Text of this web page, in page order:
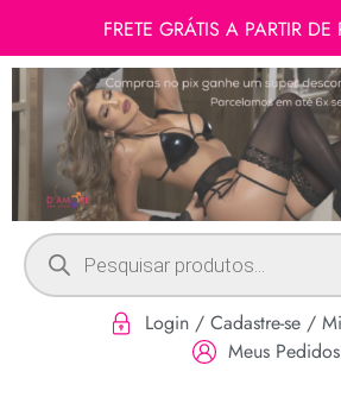
FRETE GRÁTIS A PARTIR
Login / Cadastre-se /
Meus Pedidos